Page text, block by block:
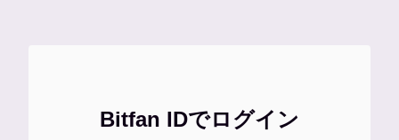
Bitfan IDでログイン